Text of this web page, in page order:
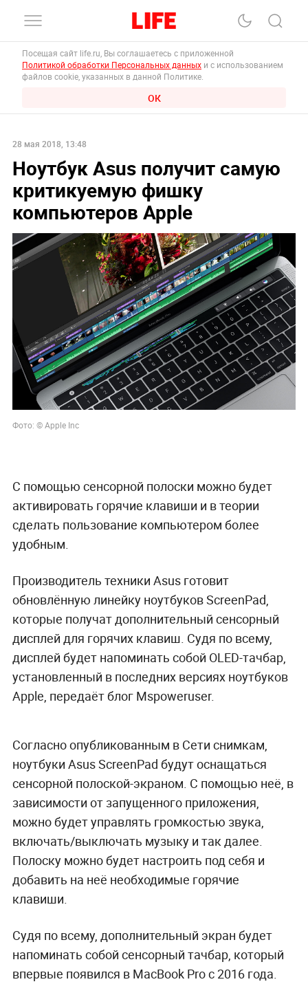
Посещая сайт life.ru, Вы соглашаетесь с приложенной
Политикой обработки Персональных данных и с использованием
файлов cookie, указанных в данной Политике.
ОК
28 мая 2018, 13:48
Ноутбук Asus получит самую
критикуемую фишку
компьютеров Apple
Фото: © Apple Inc
С помощью сенсорной полоски можно будет
активировать горячие клавиши и в теории
сделать пользование компьютером более
удобным.
Производитель техники Asus готовит
обновлённую линейку ноутбуков ScreenPad,
которые получат дополнительный сенсорный
дисплей для горячих клавиш. Судя по всему,
дисплей будет напоминать собой OLED-тачбар,
установленный в последних версиях ноутбуков
Apple, передаёт блог Mspoweruser.
Согласно опубликованным в Сети снимкам,
ноутбуки Asus ScreenPad будут оснащаться
сенсорной полоской-экраном. С помощью неё, в
зависимости от запущенного приложения,
можно будет управлять громкостью звука,
включать/выключать музыку и так далее.
Полоску можно будет настроить под себя и
добавить на неё необходимые горячие
клавиши.
Судя по всему, дополнительный экран будет
напоминать собой сенсорный тачбар, который
впервые появился в MacBook Pro с 2016 года.